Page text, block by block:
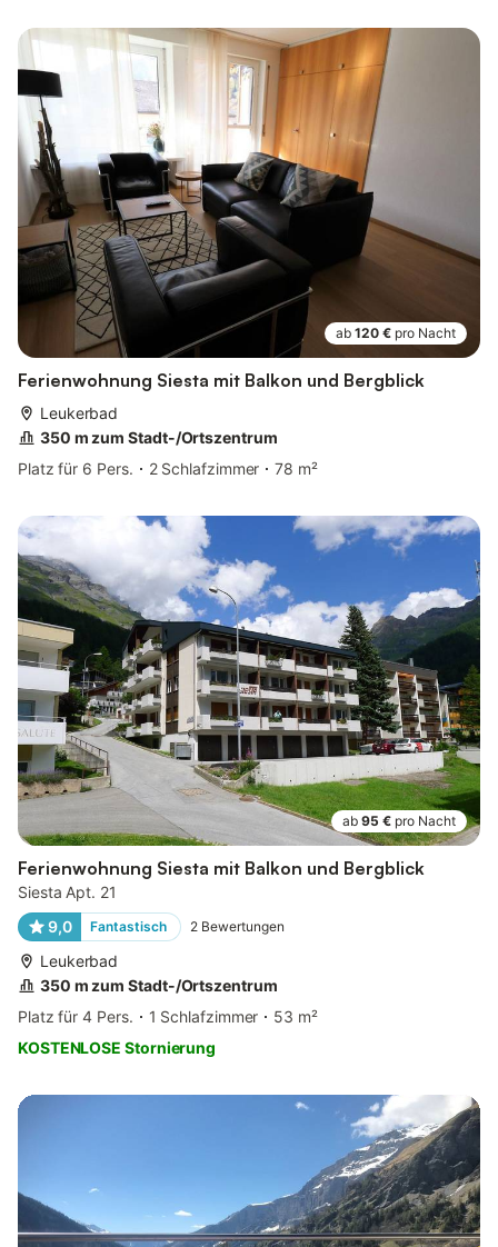
ab 120 € pro Nacht
Ferienwohnung Siesta mit Balkon und Bergblick
Leukerbad
350 m zum Stadt-/Ortszentrum
Platz für 6 Pers.
2 Schlafzimmer 78 m²
ab 95 € pro Nacht
Ferienwohnung Siesta mit Balkon und Bergblick
Siesta Apt. 21
9,0
Fantastisch 2 Bewertungen
Leukerbad
350 m zum Stadt-/Ortszentrum
Platz für 4 Pers.
1 Schlafzimmer
53 m²
KOSTENLOSE Stornierung